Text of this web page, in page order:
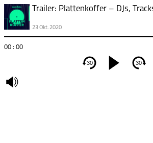
Trailer: Plattenkoffer – DJs,
23 Okt. 2020
00 : 00
30 30